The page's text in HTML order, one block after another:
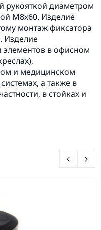
рукояткой диаметром
М8х60. Изделие
монтаж фиксатора
Изделие
элементов в офисном
и медицинском
а также в
в стойках и